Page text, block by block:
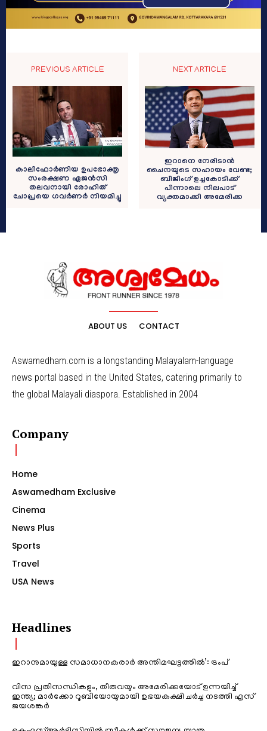
PREVIOUS ARTICLE
കാലിഫോർണിയ ഉപഭോക്തൃ
സംരക്ഷണ ഏജൻസി
തലവനായി രോഹിത്
ചോപ്രയെ ഗവർണർ നിയമിച്ചു
NEXT ARTICLE
ഇറാനെ നേരിടാൻ
ചൈനയുടെ സഹായം വേണ്ട;
ബീജിംഗ് ഉച്ചകോടിക്ക്
പിന്നാലെ നിലപാട്
വ്യക്തമാക്കി അമേരിക്ക
ABOUT US CONTACT
Aswamedham.com is a longstanding Malayalam-language
news portal based in the United States, catering primarily to
the global Malayali diaspora. Established in 2004
Company
Home
Aswamedham Exclusive
Cinema
News Plus
Sports
Travel
USA News
Headlines
ഇറാനുമായുള്ള സമാധാനകരാർ അന്തിമഘട്ടത്തിൽ‌’: ട്രംപ്
വിസ പ്രതിസന്ധികളും, തീരുവയും അമേരിക്കയോട് ഉന്നയിച്ച്
ഇന്ത്യ; മാർക്കോ റൂബിയോയുമായി ഉഭയകക്ഷി ചർച്ച നടത്തി എസ്
ജയശങ്കർ